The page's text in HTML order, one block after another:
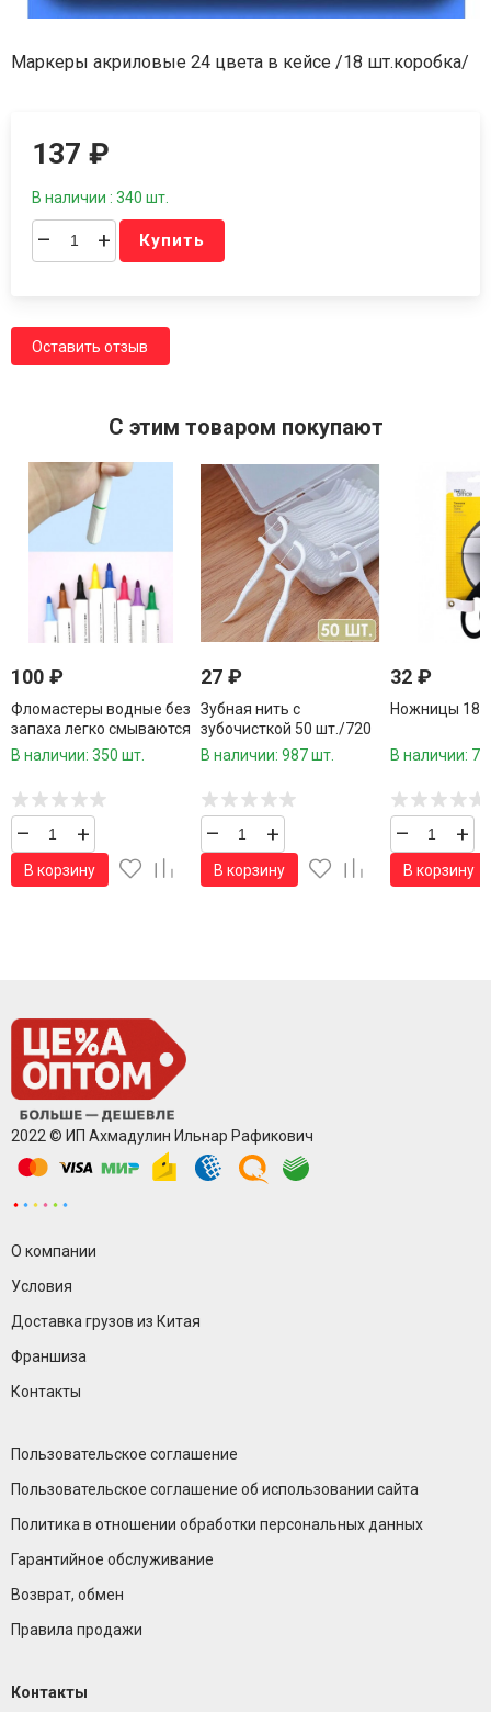
Маркеры акриловые 24 цвета в кейсе /18 шт.коробка/
137₽
В наличии : 340 шт.
– + Купить
Оставить отзыв
C этим товаром покупают
100 ₽
Фломастеры водные без
запаха легко смываются
24 цвета /48
В наличии: 350 шт.
– +
В корзину
27 ₽
Зубная нить с
зубочисткой 50 шт./720
шт.коробка/
В наличии: 987 шт.
– +
В корзину
32 ₽
Ножницы
В наличии:
– +
В корзину
2022 © ИП Ахмадулин Ильнар Рафикович
О компании
Условия
Доставка грузов из Китая
Франшиза
Контакты
Пользовательское соглашение
Пользовательское соглашение об использовании сайта
Политика в отношении обработки персональных данных
Гарантийное обслуживание
Возврат, обмен
Правила продажи
Контакты